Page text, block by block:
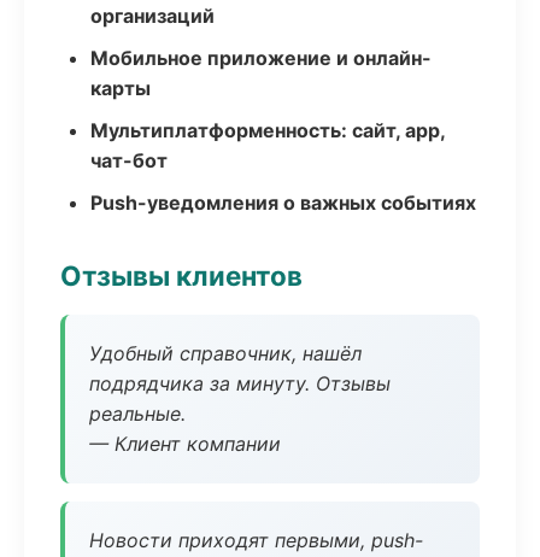
организаций
Мобильное приложение и онлайн-
карты
Мультиплатформенность: сайт, app,
чат-бот
Push-уведомления о важных событиях
Отзывы клиентов
Удобный справочник, нашёл
подрядчика за минуту. Отзывы
реальные.
— Клиент компании
Новости приходят первыми, push-